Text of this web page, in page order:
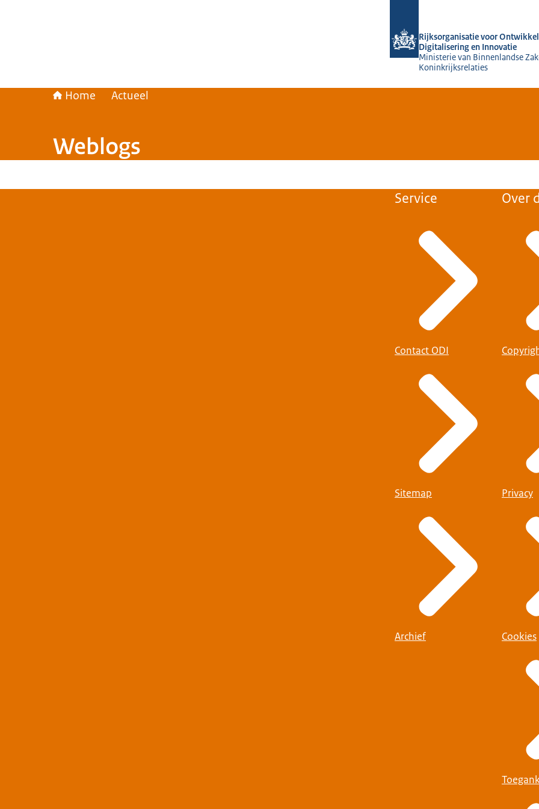
Rijksorganisatie voor
Digitalisering en Innovatie
Ministerie van Binnenlandse
Koninkrijksrelaties
Home Actueel
Weblogs
Service
Contact ODI
Sitemap
Archief
Over
Privacy
Cookies